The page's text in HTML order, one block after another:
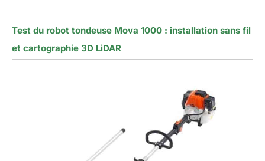
Test du robot tondeuse Mova 1000 : installation sans fil
et cartographie 3D LiDAR